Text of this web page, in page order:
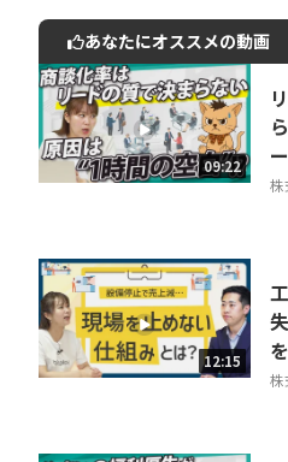
動画でご紹介してい
お気軽にご相談・ご
30秒でお申
相談を希望
あなたにオススメの動画
09:22
12:15
株